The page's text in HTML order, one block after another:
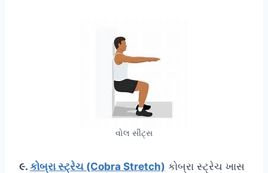
વોલ સીટ્સ
૯. કોબ્રા સ્ટ્રેચ (Cobra Stretch) કોબ્રા સ્ટ્રેચ ખાસ